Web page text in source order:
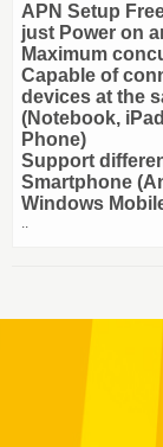
APN Setup
just Power on
Maximum
Capable of
devices at the
(Notebook,
Phone)
Support
Smartphone
Windows
..